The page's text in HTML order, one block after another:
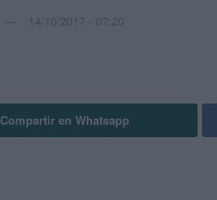
14/10/2017 - 07:20
Compartir en Whatsapp